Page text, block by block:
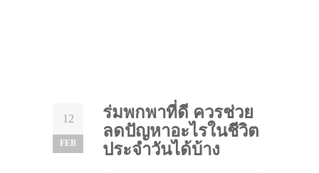
12
FEB
ร่มพกพาที่ดี ควรช่วย
ลดปัญหาอะไรในชีวิต
ประจำวันได้บ้าง